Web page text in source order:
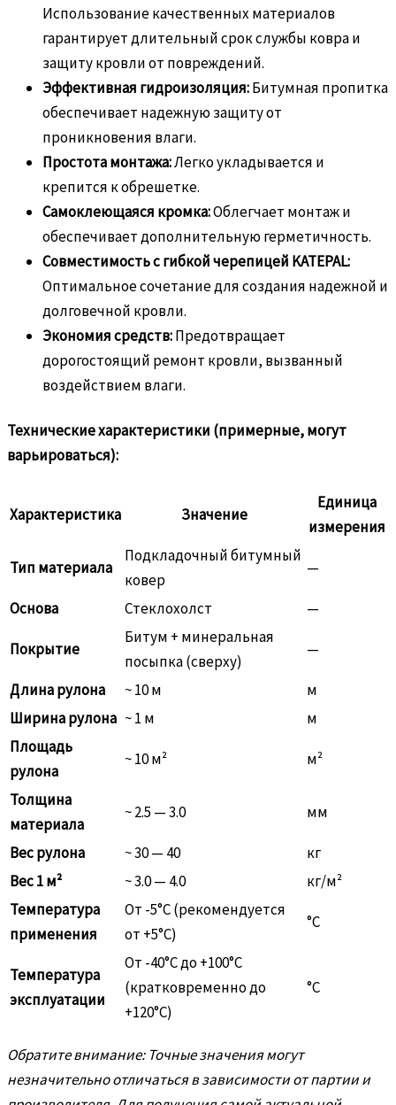
Использование качественных материалов
гарантирует длительный срок службы ковра и
защиту кровли от повреждений.
Эффективная гидроизоляция:Битумная пропитка
обеспечивает надежную защиту от
проникновения влаги.
Простота монтажа:Легко укладывается и
крепится к обрешетке.
Самоклеющаяся кромка:Облегчает монтаж и
обеспечивает дополнительную герметичность.
Совместимость с гибкой черепицей KATEPAL:
Оптимальное сочетание для создания надежной и
долговечной кровли.
Экономия средств:Предотвращает
дорогостоящий ремонт кровли, вызванный
воздействием влаги.
Технические характеристики (примерные, могут
варьироваться):
Характеристика Значение
Единица
измерения
Тип материала
Подкладочный битумный
ковер
—
Основа Стеклохолст —
Покрытие
Битум + минеральная
посыпка (сверху)
—
Длина рулона ~ 10 м
м
Ширина рулона ~ 1 м
м
Площадь
рулона
~ 10 м² м²
Толщина
материала
~ 2.5 — 3.0 мм
Вес рулона ~ 30 — 40
кг
Вес 1 м²
~ 3.0 — 4.0
кг/м²
Температура
применения
От -5°C (рекомендуется
от +5°C)
°C
Температура
эксплуатации
От -40°C до +100°C
(кратковременно до
+120°C)
°C
Обратите внимание: Точные значения могут
незначительно отличаться в зависимости от партии и